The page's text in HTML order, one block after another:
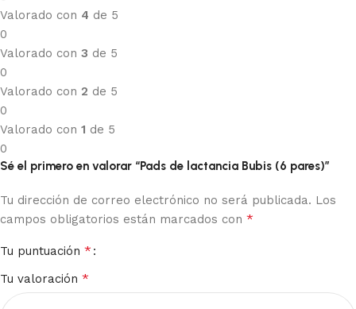
Valorado con 4 de 5
0
Valorado con 3 de 5
0
Valorado con 2 de 5
0
Valorado con 1 de 5
0
Sé el primero en valorar “Pads de lactancia Bubis (6 pares)”
Tu dirección de correo electrónico no será publicada. Los
campos obligatorios están marcados con *
Tu puntuación *
Tu valoración *